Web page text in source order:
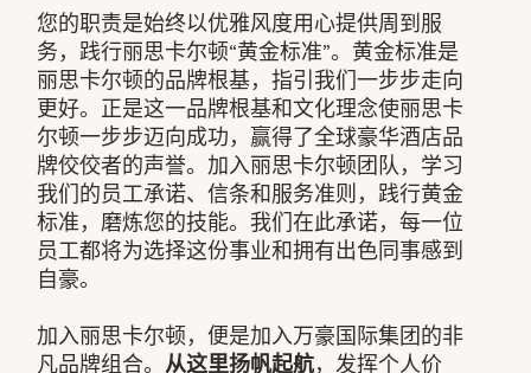
您的职责是始终以优雅风度用心提供周到服
务，践行丽思卡尔顿“黄金标准”。黄金标准是
丽思卡尔顿的品牌根基，指引我们一步步走向
更好。正是这一品牌根基和文化理念使丽思卡
尔顿一步步迈向成功，赢得了全球豪华酒店品
牌佼佼者的声誉。加入丽思卡尔顿团队，学习
我们的员工承诺、信条和服务准则，践行黄金
标准，磨炼您的技能。我们在此承诺，每一位
员工都将为选择这份事业和拥有出色同事感到
自豪。
加入丽思卡尔顿，便是加入万豪国际集团的非
凡品牌组合。从这里扬帆起航，发挥个人价